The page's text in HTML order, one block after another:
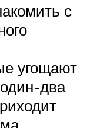
с
угощают
два